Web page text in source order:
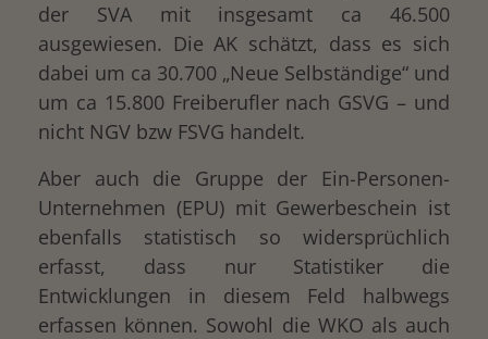
der SVA mit insgesamt ca 46.500
ausgewiesen. Die AK schätzt, dass es sich
dabei um ca 30.700 „Neue Selbständige“ und
um ca 15.800 Freiberufler nach GSVG – und
nicht NGV bzw FSVG handelt.
Aber auch die Gruppe der Ein-Personen-
Unternehmen (EPU) mit Gewerbeschein ist
ebenfalls statistisch so widersprüchlich
erfasst, dass nur Statistiker die
Entwicklungen in diesem Feld halbwegs
erfassen können. Sowohl die WKO als auch